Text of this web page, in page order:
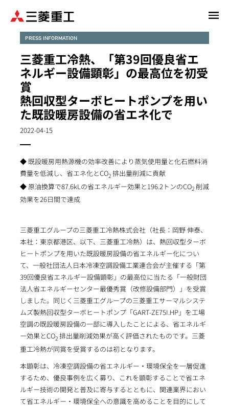
PRESS INFORMATION
三菱重工冷熱、「第39回優良省エ
ネルギー設備顕彰」の最高位を初受
賞
熱回収型ターボヒートポンプを用い
た既設暖房設備の省エネ化で
2022-04-15
◆ 既設暖房用熱源機の効率改善により蒸気使用量と化石燃料消
費量を低減し、省エネ化とCO2 排出量削減に貢献
◆ 原油換算で87.6kLの省エネルギー効果と196.2トンのCO2 削減
効果を26日間で達成
三菱重工グループの三菱重工冷熱株式会社（社長：岡野 伸泰、
本社：東京都港区、以下、三菱重工冷熱）は、熱回収型ターボ
ヒートポンプを用いた既設暖房設備の省エネルギー化につい
て、一般社団法人日本冷凍空調設備工業連合会が主催する「第
39回優良省エネルギー設備顕彰」の最高位に当たる「一般財団
法人省エネルギーセンター最優秀賞（改修設備部門）」を受賞
しました。同じく三菱重工グループの三菱重工サーマルシステ
ムズ製熱回収型ターボヒートポンプ「GART-ZE75I.HP」を工場
空調の既設暖房設備の一部に導入したことによる、省エネルギ
ー効果とCO2 排出量削減効果が高く評価されたものです。三菱
重工冷熱が同賞を受賞するのは初となります。
本顕彰は、冷凍空調設備の省エネルギー・環境保全を一層促進
するため、優良事例を広く募り、これを顕彰することで省エネ
ルギー技術の開発と普及に寄与するとともに、関連業界におい
て省エネルギー・環境保全への意識を高めることを目的にして